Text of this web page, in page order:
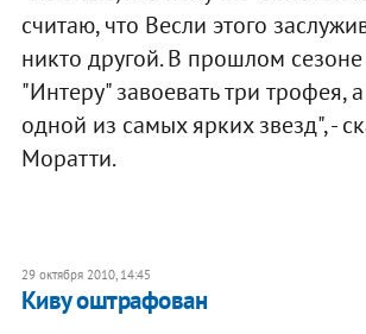
считаю, что Весли этого
никто другой. В прошлом
"Интеру" завоевать три трофея,
одной из самых ярких звезд", -
Моратти.
29 октября 2010, 14:45
Киву оштрафован